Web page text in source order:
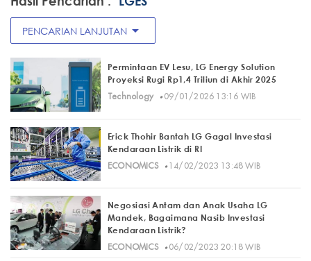
PENCARIAN LANJUTAN arrow_drop_down
Permintaan EV Lesu, LG Energy Solution
Proyeksi Rugi Rp1,4 Triliun di Akhir 2025
Technology
· 09/01/2026 13:16 WIB
Erick Thohir Bantah LG Gagal Investasi
Kendaraan Listrik di RI
ECONOMICS· 14/02/2023 13:48 WIB
Negosiasi Antam dan Anak Usaha LG
Mandek, Bagaimana Nasib Investasi
Kendaraan Listrik?
ECONOMICS· 06/02/2023 20:18 WIB